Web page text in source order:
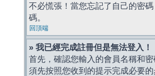
不必慌張！當您忘記了自己的密
碼。
回頂端
» 我已經完成註冊但是無法登入！
首先，確認您輸入的會員名稱和
須先按照您收到的提示完成必要